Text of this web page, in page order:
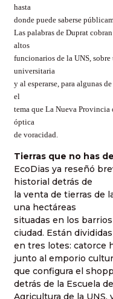
hasta
donde puede saberse
Las palabras de Duprat
altos
funcionarios de la UNS,
universitaria
y al esperarse, para algunas
el
tema que La Nueva Provincia
óptica
de voracidad.
Tierras que no has
EcoDias ya reseñó
historial detrás de
la venta de tierras de
una hectáreas
situadas en los
ciudad. Están divididas
en tres lotes: catorce
junto al emporio
que configura el
detrás de la Escuela de
Agricultura de la UNS,